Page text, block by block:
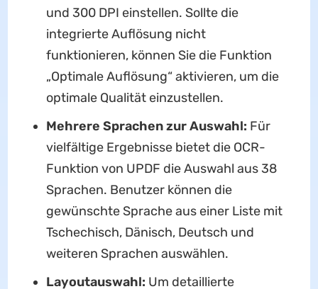
und 300 DPI einstellen. Sollte die
integrierte Auflösung nicht
funktionieren, können Sie die Funktion
„Optimale Auflösung“ aktivieren, um die
optimale Qualität einzustellen.
Mehrere Sprachen zur Auswahl: Für
vielfältige Ergebnisse bietet die OCR-
Funktion von UPDF die Auswahl aus 38
Sprachen. Benutzer können die
gewünschte Sprache aus einer Liste mit
Tschechisch, Dänisch, Deutsch und
weiteren Sprachen auswählen.
Layoutauswahl: Um detaillierte